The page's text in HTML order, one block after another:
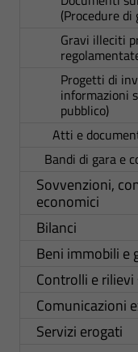
(Procedure
Gravi illeciti
Progetti di
informazioni
pubblico)
Atti e
Bandi di gara e
Sovvenzioni,
economici
Bilanci
Beni immobili e
Controlli e
Comunicazioni
Servizi erogati